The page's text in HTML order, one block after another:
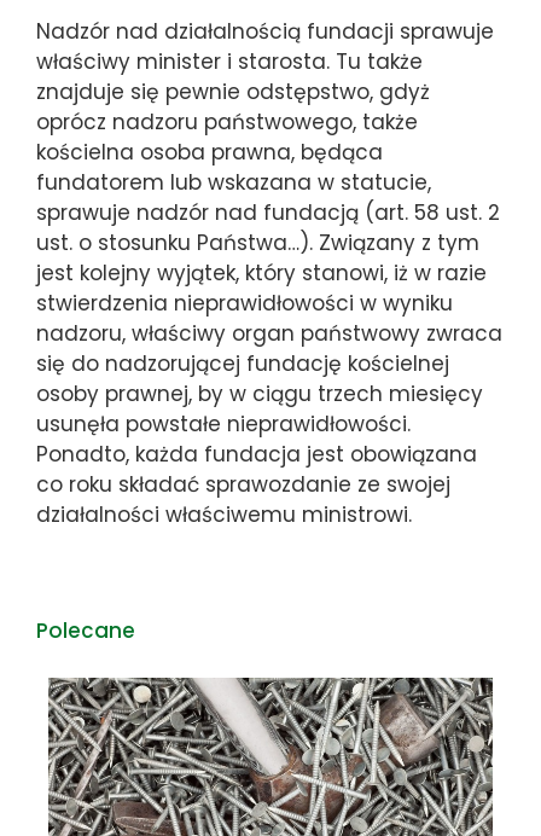
Nadzór nad działalnością fundacji sprawuje
właściwy minister i starosta. Tu także
znajduje się pewnie odstępstwo, gdyż
oprócz nadzoru państwowego, także
kościelna osoba prawna, będąca
fundatorem lub wskazana w statucie,
sprawuje nadzór nad fundacją (art. 58 ust. 2
ust. o stosunku Państwa…). Związany z tym
jest kolejny wyjątek, który stanowi, iż w razie
stwierdzenia nieprawidłowości w wyniku
nadzoru, właściwy organ państwowy zwraca
się do nadzorującej fundację kościelnej
osoby prawnej, by w ciągu trzech miesięcy
usunęła powstałe nieprawidłowości.
Ponadto, każda fundacja jest obowiązana
co roku składać sprawozdanie ze swojej
działalności właściwemu ministrowi.
Polecane